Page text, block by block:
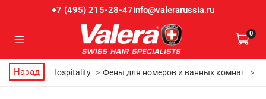
+7 (495) 215-28-47info@valerarussia.ru
0
Назад
Главная Hospitality Фены для номеров и ванных комнат